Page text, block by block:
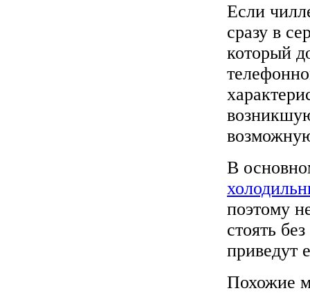
Если
сразу в
который
В
поэтому
стоять
приведут
Похожие